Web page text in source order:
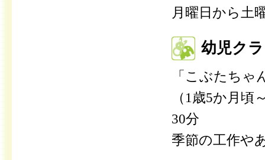
月曜日から土
幼児ク
「こぶたちゃ
（1歳5か月頃
30分
季節の工作や